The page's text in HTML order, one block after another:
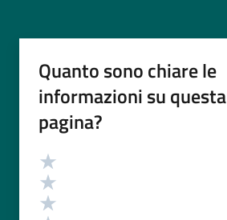
Quanto sono chiare le
informazioni su questa
pagina?
Valutazione